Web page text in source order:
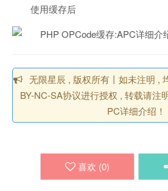
使用缓存后
无限星辰 , 版权所有丨如未注明 ,
BY-NC-SA协议进行授权 , 转载请注
PC详细介绍！
喜欢 (0)